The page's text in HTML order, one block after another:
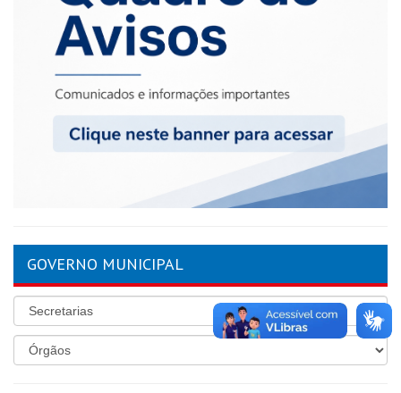
GOVERNO MUNICIPAL